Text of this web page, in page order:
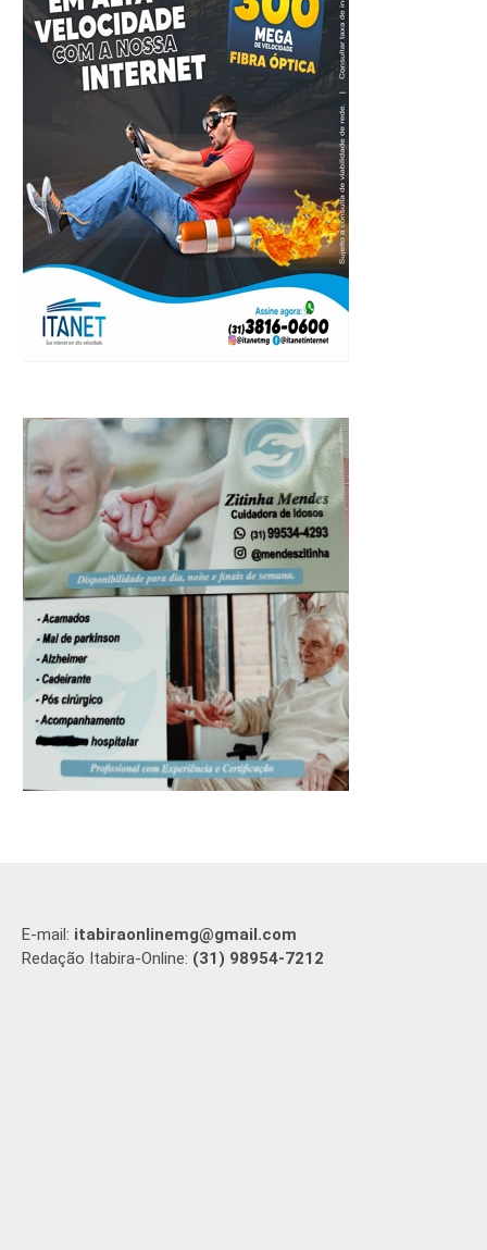
E-mail: itabiraonlinemg@gmail.com
Redação Itabira-Online: (31) 98954-7212